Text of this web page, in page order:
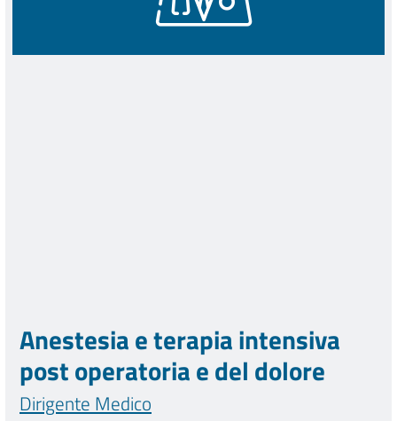
Anestesia e terapia intensiva
post operatoria e del dolore
Dirigente Medico